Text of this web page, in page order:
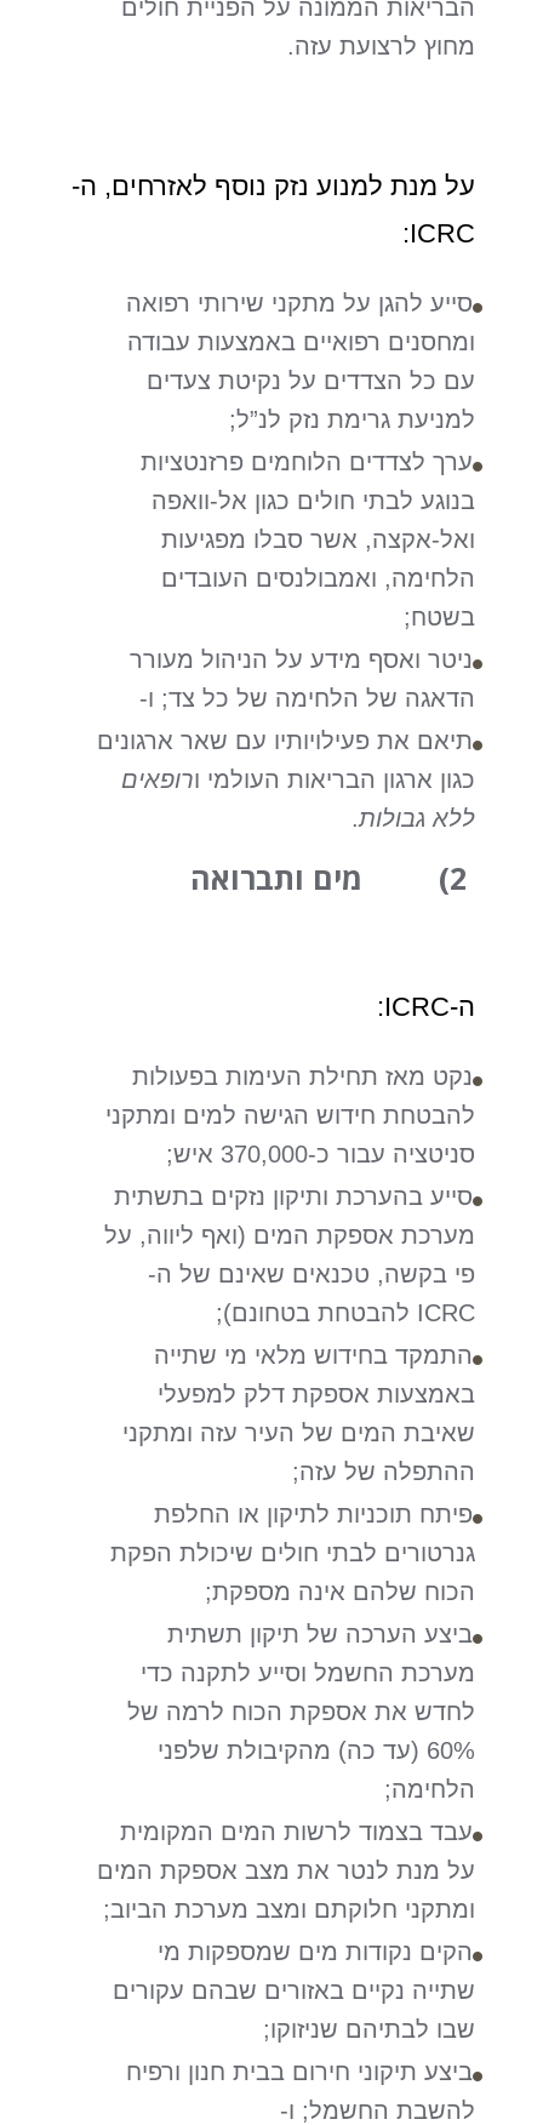
הבריאות הממונה על הפניית חולים
מחוץ לרצועת עזה.
על מנת למנוע נזק נוסף לאזרחים, ה-
ICRC:
סייע להגן על מתקני שירותי רפואה
ומחסנים רפואיים באמצעות עבודה
עם כל הצדדים על נקיטת צעדים
למניעת גרימת נזק לנ”ל;
ערך לצדדים הלוחמים פרזנטציות
בנוגע לבתי חולים כגון אל-וואפה
ואל-אקצה, אשר סבלו מפגיעות
הלחימה, ואמבולנסים העובדים
בשטח;
ניטר ואסף מידע על הניהול מעורר
הדאגה של הלחימה של כל צד; ו-
תיאם את פעילויותיו עם שאר ארגונים
כגון ארגון הבריאות העולמי ורופאים
ללא גבולות.
2) מים ותברואה
ה-ICRC:
נקט מאז תחילת העימות בפעולות
להבטחת חידוש הגישה למים ומתקני
סניטציה עבור כ-370,000 איש;
סייע בהערכת ותיקון נזקים בתשתית
מערכת אספקת המים (ואף ליווה, על
פי בקשה, טכנאים שאינם של ה-
ICRC להבטחת בטחונם);
התמקד בחידוש מלאי מי שתייה
באמצעות אספקת דלק למפעלי
שאיבת המים של העיר עזה ומתקני
ההתפלה של עזה;
פיתח תוכניות לתיקון או החלפת
גנרטורים לבתי חולים שיכולת הפקת
הכוח שלהם אינה מספקת;
ביצע הערכה של תיקון תשתית
מערכת החשמל וסייע לתקנה כדי
לחדש את אספקת הכוח לרמה של
60% (עד כה) מהקיבולת שלפני
הלחימה;
עבד בצמוד לרשות המים המקומית
על מנת לנטר את מצב אספקת המים
ומתקני חלוקתם ומצב מערכת הביוב;
הקים נקודות מים שמספקות מי
שתייה נקיים באזורים שבהם עקורים
שבו לבתיהם שניזוקו;
ביצע תיקוני חירום בבית חנון ורפיח
להשבת החשמל; ו-